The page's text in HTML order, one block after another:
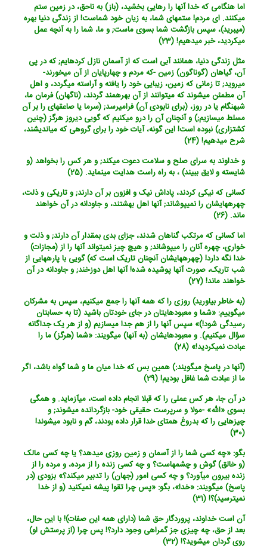
اما هنگامی که خدا آنها را رهایی بخشید، (باز) به ناحق، در زمین ستم
میکنند. ای مردم! ستمهای شما، به زیان خود شماست! از زندگی دنیا بهره
(میبرید)، سپس بازگشت شما بسوی ماست; و ما، شما را به آنچه عمل
میکردید، خبر میدهیم! (23)
مثل زندگی دنیا، همانند آبی است که از آسمان نازل کرده‏ایم; که در پی
آن، گیاهان (گوناگون) زمین -که مردم و چهارپایان از آن می‏خورند-
می‏روید; تا زمانی که زمین، زیبایی خود را یافته و آراسته می‏گردد، و اهل
آن مطمئن می‏شوند که می‏توانند از آن بهره‏مند گردند، (ناگهان) فرمان ما،
شب‏هنگام یا در روز، (برای نابودی آن) فرامی‏رسد; (سرما یا صاعقه‏ای را بر آن
مسلط می‏سازیم;) و آنچنان آن را درو می‏کنیم که گویی دیروز هرگز (چنین
کشتزاری) نبوده است! این گونه، آیات خود را برای گروهی که می‏اندیشند،
شرح می‏دهیم! (24)
و خداوند به سرای صلح و سلامت دعوت می‏کند; و هر کس را بخواهد (و
شایسته و لایق ببیند) ، به راه راست هدایت می‏نماید. (25)
کسانی که نیکی کردند، پاداش نیک و افزون بر آن دارند; و تاریکی و ذلت،
چهره‏هایشان را نمی‏پوشاند; آنها اهل بهشتند، و جاودانه در آن خواهند
ماند. (26)
اما کسانی که مرتکب گناهان شدند، جزای بدی بمقدار آن دارند; و ذلت و
خواری، چهره آنان را می‏پوشاند; و هیچ چیز نمی‏تواند آنها را از (مجازات)
خدا نگه دارد! (چهره‏هایشان آنچنان تاریک است که) گویی با پاره‏هایی از
شب تاریک، صورت آنها پوشیده شده! آنها اهل دوزخند; و جاودانه در آن
خواهند ماند! (27)
(به خاطر بیاورید) روزی را که همه آنها را جمع می‏کنیم، سپس به مشرکان
می‏گوییم: «شما و معبودهایتان در جای خودتان باشید (تا به حسابتان
رسیدگی شود!)» سپس آنها را از هم جدا می‏سازیم (و از هر یک جداگانه
سؤال می‏کنیم). و معبودهایشان (به آنها) می‏گویند: «شما (هرگز) ما را
عبادت نمی‏کردید!» (28)
(آنها در پاسخ می‏گویند:) همین بس که خدا میان ما و شما گواه باشد، اگر
ما از عبادت شما غافل بودیم! (29)
در آن جا، هر کس عملی را که قبلا انجام داده است، می‏آزماید. و همگی
بسوی «الله‏» -مولا و سرپرست حقیقی خود- بازگردانده می‏شوند; و
چیزهایی را که بدروغ همتای خدا قرار داده بودند، گم و نابود می‏شوند!
(30)
بگو: «چه کسی شما را از آسمان و زمین روزی می‏دهد؟ یا چه کسی مالک
(و خالق) گوش و چشمهاست؟ و چه کسی زنده را از مرده، و مرده را از
زنده بیرون می‏آورد؟ و چه کسی امور (جهان) را تدبیر می‏کند؟» بزودی (در
پاسخ) می‏گویند: «خدا»، بگو: «پس چرا تقوا پیشه نمی‏کنید (و از خدا
نمی‏ترسید)؟! (31)
آن است خداوند، پروردگار حق شما (دارای همه این صفات)! با این حال،
بعد از حق، چه چیزی جز گمراهی وجود دارد؟! پس چرا (از پرستش او)
روی گردان می‏شوید؟! (32)